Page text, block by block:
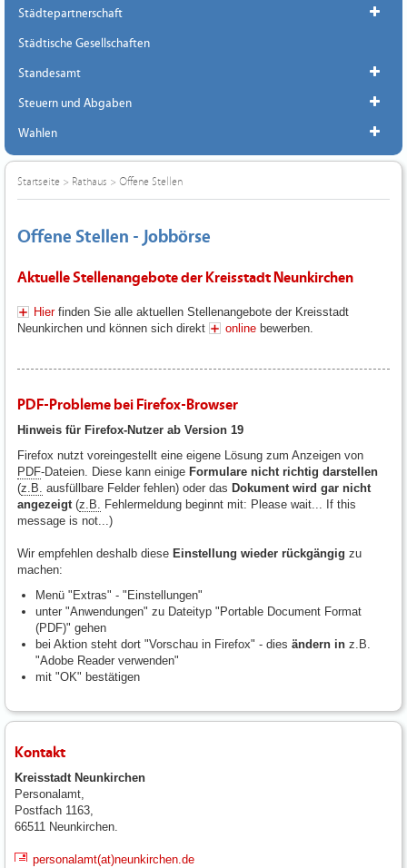
Städtepartnerschaft
Städtische Gesellschaften
Standesamt
Steuern und Abgaben
Wahlen
Startseite > Rathaus > Offene Stellen
Offene Stellen - Jobbörse
Aktuelle Stellenangebote der Kreisstadt Neunkirchen
Hierfinden Sie alle aktuellen Stellenangebote der Kreisstadt
Neunkirchen und können sich direkt
online bewerben.
PDF-Probleme bei Firefox-Browser
Hinweis für Firefox-Nutzer ab Version 19
Firefox nutzt voreingestellt eine eigene Lösung zum Anzeigen von
PDF-Dateien. Diese kann einige Formulare nicht richtig darstellen
(z.B. ausfüllbare Felder fehlen) oder das Dokument wird gar nicht
angezeigt (z.B.
Fehlermeldung beginnt mit: Please wait... If this
message is not...)
Wir empfehlen deshalb diese Einstellung wieder rückgängig zu
machen:
Menü "Extras" - "Einstellungen"
unter "Anwendungen" zu Dateityp "Portable Document Format
(PDF)" gehen
bei Aktion steht dort "Vorschau in Firefox" - dies ändern in z.B.
"Adobe Reader verwenden"
mit "OK" bestätigen
Kontakt
Kreisstadt Neunkirchen
Personalamt,
Postfach 1163,
66511 Neunkirchen.
personalamt(at)neunkirchen.de